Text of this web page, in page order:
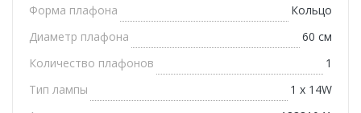
Форма плафона
Кольцо
Диаметр плафона
60 см
Количество плафонов
1
Тип лампы
1 х 14W